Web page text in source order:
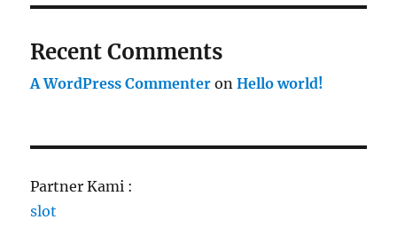
Recent Comments
A WordPress Commenter onHello world!
Partner Kami :
slot